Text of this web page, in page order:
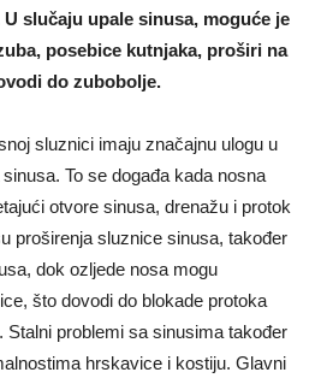
slučaju upale sinusa, moguće je
posebice kutnjaka, proširi na
do zubobolje.
sluznici imaju značajnu ulogu u
To se događa kada nosna
otvore sinusa, drenažu i protok
proširenja sluznice sinusa, također
dok ozljede nosa mogu
što dovodi do blokade protoka
Stalni problemi sa sinusima također
hrskavice i kostiju. Glavni